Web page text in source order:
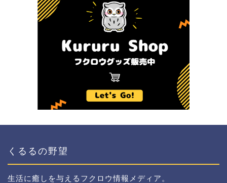
くるるの野望
生活に癒しを与えるフクロウ情報メディア。